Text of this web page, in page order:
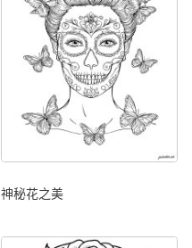
神秘花之美